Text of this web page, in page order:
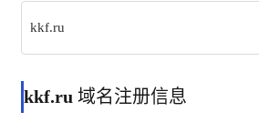
kkf.ru 域名注册信息